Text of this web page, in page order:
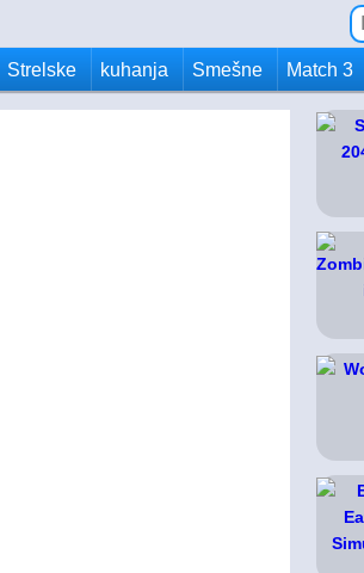
Strelske kuhanja Smešne Match 3